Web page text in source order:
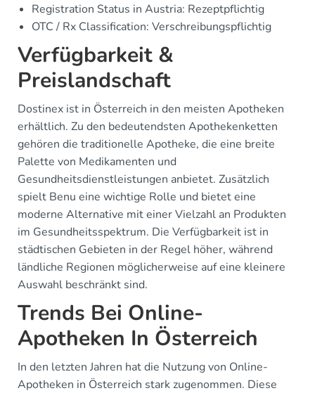
Registration Status in Austria: Rezeptpflichtig
OTC / Rx Classification: Verschreibungspflichtig
Verfügbarkeit &
Preislandschaft
Dostinex ist in Österreich in den meisten Apotheken
erhältlich. Zu den bedeutendsten Apothekenketten
gehören die traditionelle Apotheke, die eine breite
Palette von Medikamenten und
Gesundheitsdienstleistungen anbietet. Zusätzlich
spielt Benu eine wichtige Rolle und bietet eine
moderne Alternative mit einer Vielzahl an Produkten
im Gesundheitsspektrum. Die Verfügbarkeit ist in
städtischen Gebieten in der Regel höher, während
ländliche Regionen möglicherweise auf eine kleinere
Auswahl beschränkt sind.
Trends Bei Online-
Apotheken In Österreich
In den letzten Jahren hat die Nutzung von Online-
Apotheken in Österreich stark zugenommen. Diese